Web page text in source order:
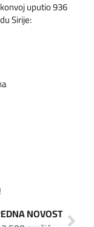
uputio 936
Sirije:
NOVOST